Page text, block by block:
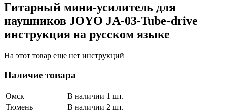
Гитарный мини-усилитель для
наушников JOYO JA-03-Tube-drive
инструкция на русском языке
На этот товар еще нет инструкций
Наличие товара
Омск
В наличии 1 шт.
Тюмень
В наличии 2 шт.